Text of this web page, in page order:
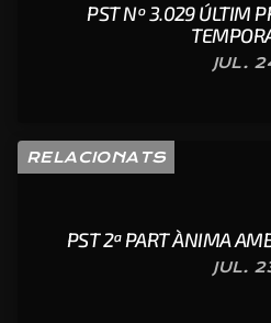
PST Nº 3.029 ÚLTIM
JUL.
RELACIONATS
PST 2ª PART ÀNIMA
JUL.